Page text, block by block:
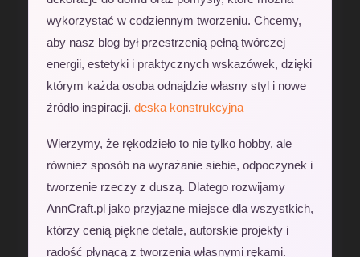
wykorzystać w codziennym tworzeniu. Chcemy,
aby nasz blog był przestrzenią pełną twórczej
energii, estetyki i praktycznych wskazówek, dzięki
którym każda osoba odnajdzie własny styl i nowe
źródło inspiracji. deska konstrukcyjna
Wierzymy, że rękodzieło to nie tylko hobby, ale
również sposób na wyrażanie siebie, odpoczynek i
tworzenie rzeczy z duszą. Dlatego rozwijamy
AnnCraft.pl jako przyjazne miejsce dla wszystkich,
którzy cenią piękne detale, autorskie projekty i
radość płynącą z tworzenia własnymi rękami.